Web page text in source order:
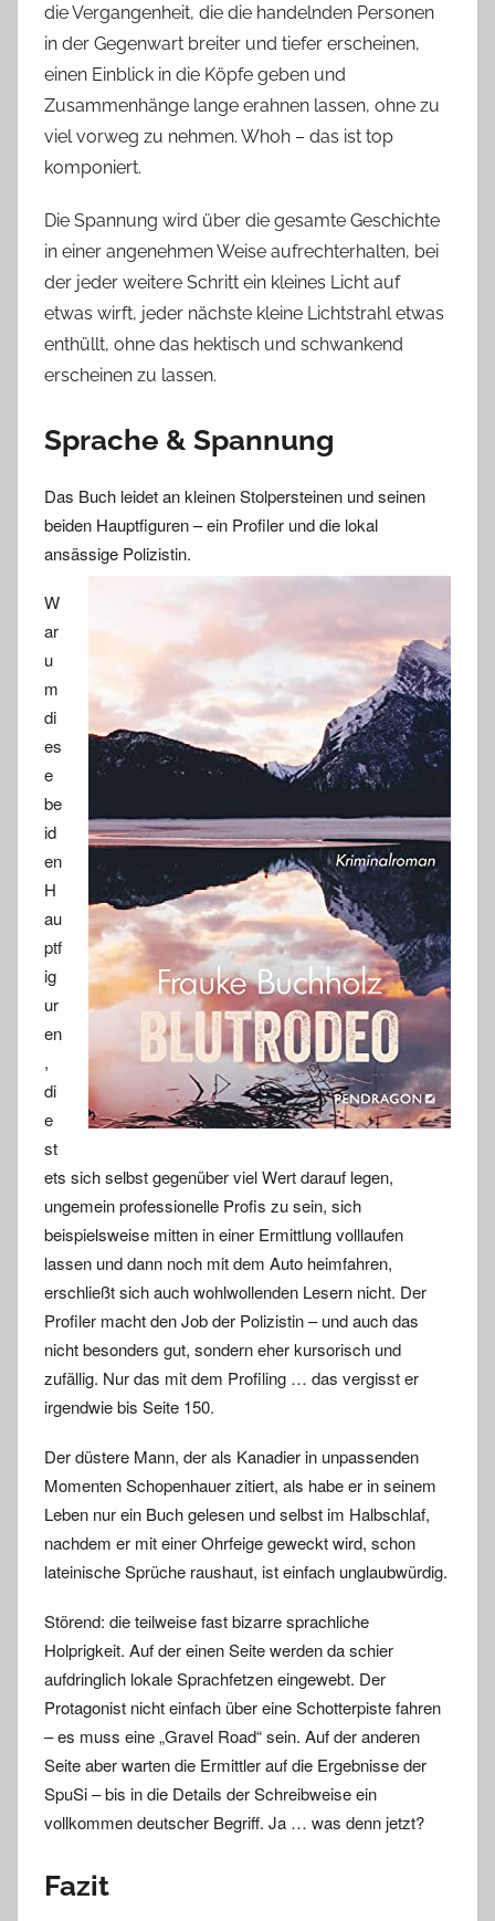
die Vergangenheit, die die handelnden Personen
in der Gegenwart breiter und tiefer erscheinen,
einen Einblick in die Köpfe geben und
Zusammenhänge lange erahnen lassen, ohne zu
viel vorweg zu nehmen. Whoh – das ist top
komponiert.
Die Spannung wird über die gesamte Geschichte
in einer angenehmen Weise aufrechterhalten, bei
der jeder weitere Schritt ein kleines Licht auf
etwas wirft, jeder nächste kleine Lichtstrahl etwas
enthüllt, ohne das hektisch und schwankend
erscheinen zu lassen.
Sprache & Spannung
Das Buch leidet an kleinen Stolpersteinen und seinen
beiden Hauptfiguren – ein Profiler und die lokal
ansässige Polizistin.
W
ar
u
m
di
es
e
be
id
en
H
au
ptf
ig
ur
en
,
di
e
st
ets sich selbst gegenüber viel Wert darauf legen,
ungemein professionelle Profis zu sein, sich
beispielsweise mitten in einer Ermittlung volllaufen
lassen und dann noch mit dem Auto heimfahren,
erschließt sich auch wohlwollenden Lesern nicht. Der
Profiler macht den Job der Polizistin – und auch das
nicht besonders gut, sondern eher kursorisch und
zufällig. Nur das mit dem Profiling … das vergisst er
irgendwie bis Seite 150.
Der düstere Mann, der als Kanadier in unpassenden
Momenten Schopenhauer zitiert, als habe er in seinem
Leben nur ein Buch gelesen und selbst im Halbschlaf,
nachdem er mit einer Ohrfeige geweckt wird, schon
lateinische Sprüche raushaut, ist einfach unglaubwürdig.
Störend: die teilweise fast bizarre sprachliche
Holprigkeit. Auf der einen Seite werden da schier
aufdringlich lokale Sprachfetzen eingewebt. Der
Protagonist nicht einfach über eine Schotterpiste fahren
– es muss eine „Gravel Road“ sein. Auf der anderen
Seite aber warten die Ermittler auf die Ergebnisse der
SpuSi – bis in die Details der Schreibweise ein
vollkommen deutscher Begriff. Ja … was denn jetzt?
Fazit